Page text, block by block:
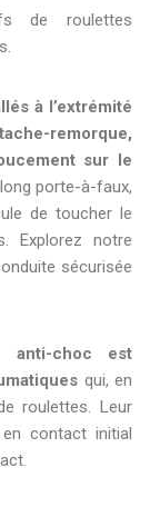
de roulettes
à l’extrémité
remorque,
sur le
porte-à-faux,
de toucher le
Explorez notre
sécurisée
anti-choc est
qui, en
roulettes. Leur
contact initial